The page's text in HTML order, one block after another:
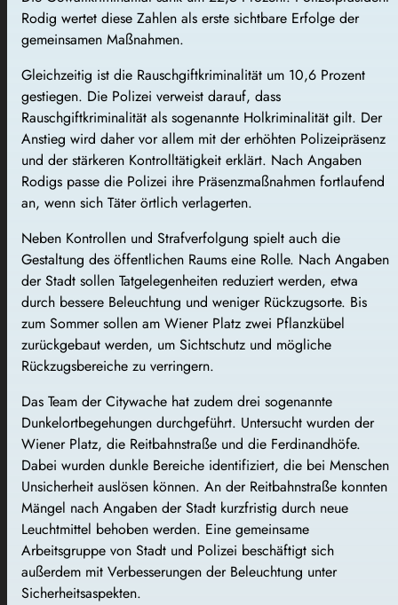
Rodig wertet diese Zahlen als erste sichtbare Erfolge der
gemeinsamen Maßnahmen.
Gleichzeitig ist die Rauschgiftkriminalität um 10,6 Prozent
gestiegen. Die Polizei verweist darauf, dass
Rauschgiftkriminalität als sogenannte Holkriminalität gilt. Der
Anstieg wird daher vor allem mit der erhöhten Polizeipräsenz
und der stärkeren Kontrolltätigkeit erklärt. Nach Angaben
Rodigs passe die Polizei ihre Präsenzmaßnahmen fortlaufend
an, wenn sich Täter örtlich verlagerten.
Neben Kontrollen und Strafverfolgung spielt auch die
Gestaltung des öffentlichen Raums eine Rolle. Nach Angaben
der Stadt sollen Tatgelegenheiten reduziert werden, etwa
durch bessere Beleuchtung und weniger Rückzugsorte. Bis
zum Sommer sollen am Wiener Platz zwei Pflanzkübel
zurückgebaut werden, um Sichtschutz und mögliche
Rückzugsbereiche zu verringern.
Das Team der Citywache hat zudem drei sogenannte
Dunkelortbegehungen durchgeführt. Untersucht wurden der
Wiener Platz, die Reitbahnstraße und die Ferdinandhöfe.
Dabei wurden dunkle Bereiche identifiziert, die bei Menschen
Unsicherheit auslösen können. An der Reitbahnstraße konnten
Mängel nach Angaben der Stadt kurzfristig durch neue
Leuchtmittel behoben werden. Eine gemeinsame
Arbeitsgruppe von Stadt und Polizei beschäftigt sich
außerdem mit Verbesserungen der Beleuchtung unter
Sicherheitsaspekten.